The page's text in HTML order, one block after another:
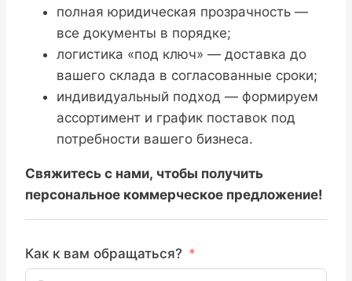
полная юридическая прозрачность —
все документы в порядке;
логистика «под ключ» — доставка до
вашего склада в согласованные сроки;
индивидуальный подход — формируем
ассортимент и график поставок под
потребности вашего бизнеса.
Свяжитесь с нами, чтобы получить
персональное коммерческое предложение!
Как к вам обращаться?